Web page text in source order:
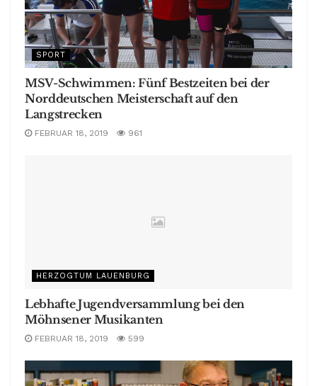
SPORT
MSV-Schwimmen: Fünf Bestzeiten bei der
Norddeutschen Meisterschaft auf den
Langstrecken
FEBRUAR 18, 2019 961
HERZOGTUM LAUENBURG
Lebhafte Jugendversammlung bei den
Möhnsener Musikanten
FEBRUAR 18, 2019 599